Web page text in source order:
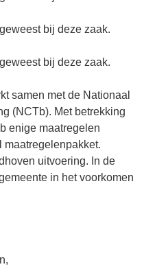
bij deze zaak.
bij deze zaak.
samen met de Nationaal
(NCTb). Met betrekking
enige maatregelen
uitvoering. In de
in het voorkomen